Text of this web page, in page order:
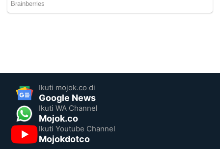
Ikuti mojok.co di
Google News
Ikuti WA Channel
Mojok.co
Ikuti Youtube Channel
Mojokdotco